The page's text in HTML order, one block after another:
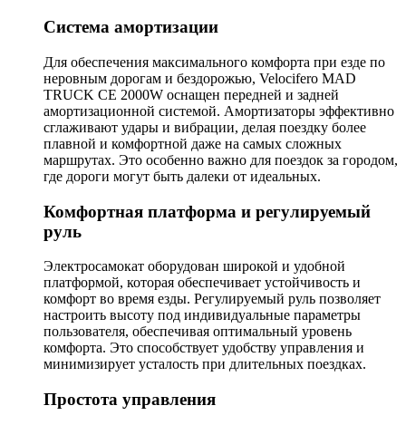
Система амортизации
Для обеспечения максимального комфорта при езде по
неровным дорогам и бездорожью, Velocifero MAD
TRUCK CE 2000W оснащен передней и задней
амортизационной системой. Амортизаторы эффективно
сглаживают удары и вибрации, делая поездку более
плавной и комфортной даже на самых сложных
маршрутах. Это особенно важно для поездок за городом,
где дороги могут быть далеки от идеальных.
Комфортная платформа и регулируемый
руль
Электросамокат оборудован широкой и удобной
платформой, которая обеспечивает устойчивость и
комфорт во время езды. Регулируемый руль позволяет
настроить высоту под индивидуальные параметры
пользователя, обеспечивая оптимальный уровень
комфорта. Это способствует удобству управления и
минимизирует усталость при длительных поездках.
Простота управления